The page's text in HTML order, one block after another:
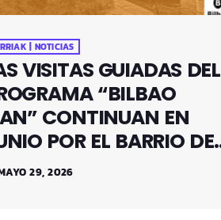
| NOTICIAS
VISITAS GUIADAS DEL
“BILBAO
CONTINUAN EN
POR EL BARRIO DE
29, 2026